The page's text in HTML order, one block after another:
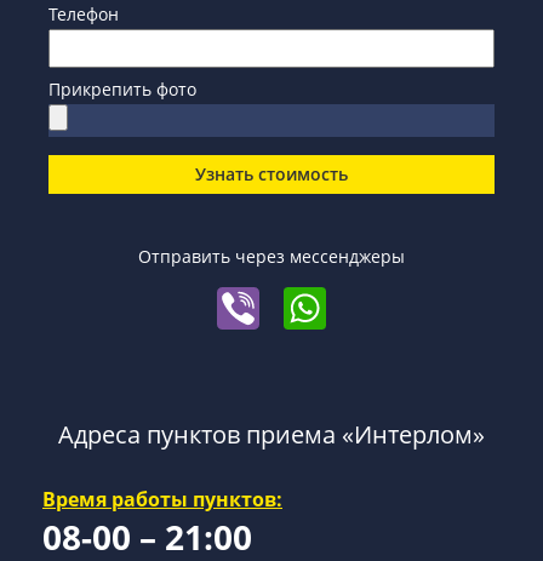
Телефон
Прикрепить фото
Узнать стоимость
Отправить через мессенджеры
Адреса пунктов приема «Интерлом»
Время работы пунктов:
08-00 – 21:00